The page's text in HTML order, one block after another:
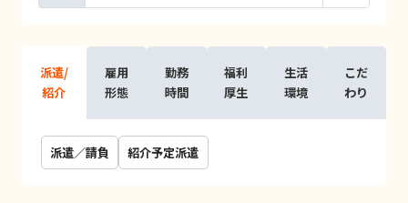
派遣/
紹介
雇用
形態
勤務
時間
福利
厚生
生活
環境
こだ
わり
派遣／請負 紹介予定派遣